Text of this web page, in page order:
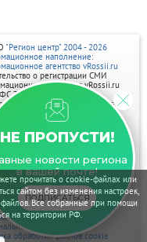
прочитать о cookie-файлах или
сайтом без изменения настроек,
Все собранные при помощи
на территории РФ.
НЕ ПРОПУСТИ!
новости региона
в вашей почте!
ПОДПИСАТЬСЯ
"Регион центр" 2004 - 2026
наполнение:
агентство vRossii.ru
о регистрации СМИ
агентства vRossii.ru
77‑35502
РОСКОМНАДЗОРом 04 марта
редактора Нарыков А. Н.
на портале размещаются на
рекламы.
на портале:
агентство "Умный маркетинг"
267-70-40,
публикации могут содержать
не предназначенную для
до 18 лет.
в отношении обработки
данных
обработки файлов cookie